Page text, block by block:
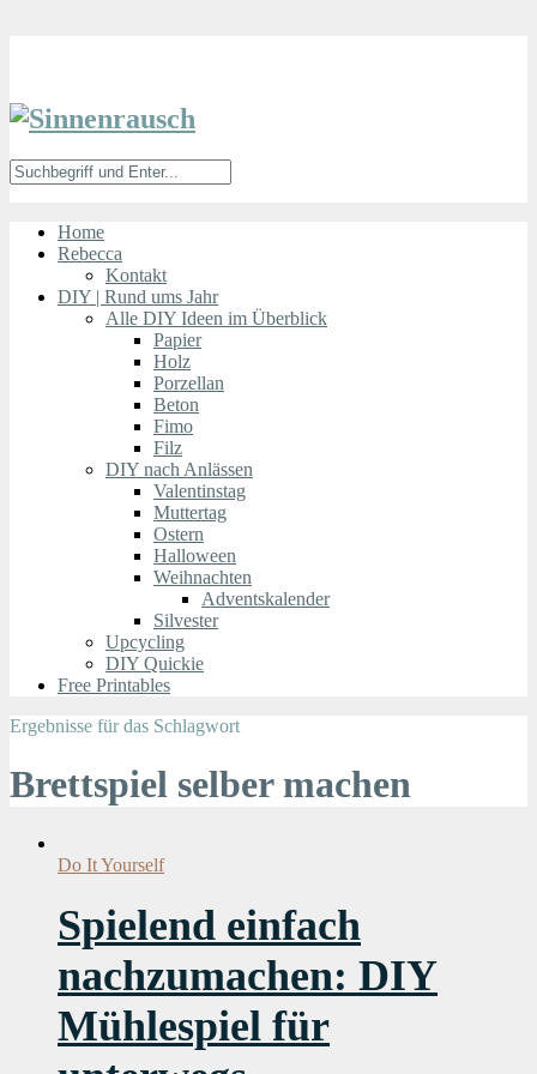
Home
Rebecca
Kontakt
DIY | Rund ums Jahr
Alle DIY Ideen im Überblick
Papier
Holz
Porzellan
Beton
Fimo
Filz
DIY nach Anlässen
Valentinstag
Muttertag
Ostern
Halloween
Weihnachten
Adventskalender
Silvester
Upcycling
DIY Quickie
Free Printables
Ergebnisse für das Schlagwort
Brettspiel selber machen
Do It Yourself
Spielend einfach
nachzumachen: DIY
Mühlespiel für